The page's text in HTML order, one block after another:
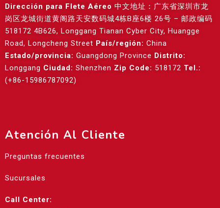
Dirección para Flete Aéreo 中文地址：广东省深圳市龙
岗区龙城街道黄阁路天安数码城4栋B座6楼 26号 – 邮政编码
518172 4B626, Longgang Tianan Cyber City, Huangge
Road, Longcheng Street País/región: China
Estado/provincia: Guangdong Province Distrito:
Longgang Ciudad: Shenzhen Zip Code: 518172 Tel.:
(+86-15986787092)
Atención Al Cliente
Preguntas frecuentes
Sucursales
Call Center: